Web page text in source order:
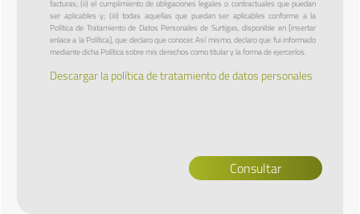
facturas; (ii) el cumplimiento de obligaciones legales o contractuales que puedan
ser aplicables y; (iii) todas aquellas que puedan ser aplicables conforme a la
Política de Tratamiento de Datos Personales de Surtigas, disponible en [insertar
enlace a la Política], que declaro que conocer. Así mismo, declaro que fui informado
mediante dicha Política sobre mis derechos como titular y la forma de ejercerlos.
Descargar la política de tratamiento de datos personales